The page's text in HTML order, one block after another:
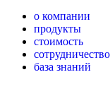
о компании
продукты
стоимость
сотрудничество
база знаний